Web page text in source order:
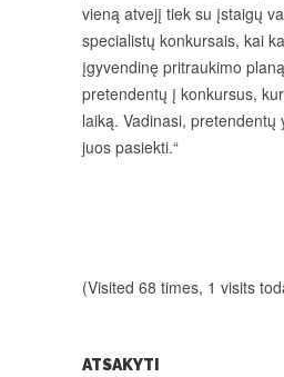
vieną atvejį tiek su įstaigų
specialistų konkursais, kai
įgyvendinę pritraukimo
pretendentų į konkursus,
laiką. Vadinasi, pretendentų
juos pasiekti.“
(Visited 68 times, 1 visits
ATSAKYTI